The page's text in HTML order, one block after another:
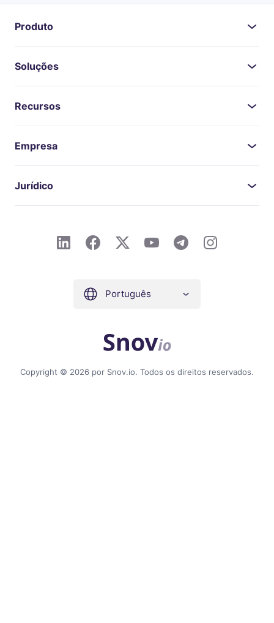
Produto
Soluções
Recursos
Empresa
Jurídico
Copyright © 2026 por Snov.io. Todos os direitos reservados.
Português